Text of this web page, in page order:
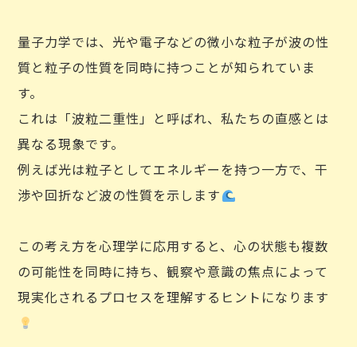
量子力学では、光や電子などの微小な粒子が波の性
質と粒子の性質を同時に持つことが知られていま
す。
これは「波粒二重性」と呼ばれ、私たちの直感とは
異なる現象です。
例えば光は粒子としてエネルギーを持つ一方で、干
渉や回折など波の性質を示します
この考え方を心理学に応用すると、心の状態も複数
の可能性を同時に持ち、観察や意識の焦点によって
現実化されるプロセスを理解するヒントになります